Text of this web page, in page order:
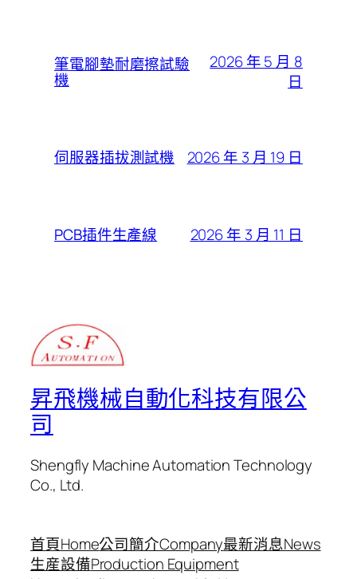
筆電腳墊耐磨擦試驗
機
2026 年 5 月 8
日
伺服器插拔測試機 2026 年 3 月 19 日
PCB插件生產線 2026 年 3 月 11 日
昇飛機械自動化科技有限公
司
Shengfly Machine Automation Technology
Co., Ltd.
首頁Home公司簡介Company最新消息News
生産設備Production Equipment